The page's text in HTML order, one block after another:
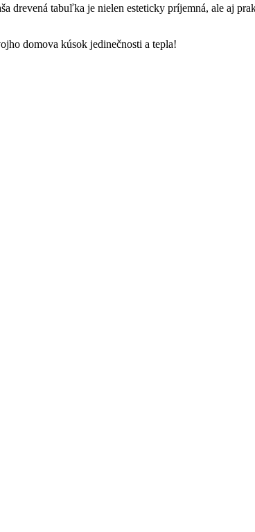
drevená tabuľka je nielen esteticky príjemná, ale aj
domova kúsok jedinečnosti a tepla!